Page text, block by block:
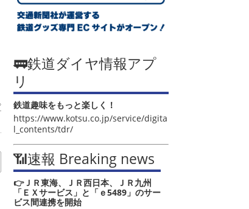
🚃鉄道ダイヤ情報アプ
リ
鉄道趣味をもっと楽しく！
https://www.kotsu.co.jp/service/digita
l_contents/tdr/
📶速報 Breaking news
👉ＪＲ東海、ＪＲ西日本、ＪＲ九州
「ＥＸサービス」と「ｅ5489」のサー
ビス間連携を開始